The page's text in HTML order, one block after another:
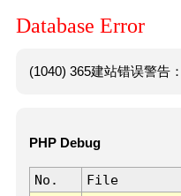
Database Error
(1040) 365建站错误警告
PHP Debug
No. File